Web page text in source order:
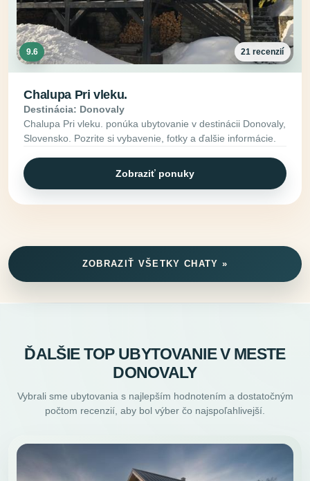
9.6 21 recenzií
Chalupa Pri vleku.
Destinácia: Donovaly
Chalupa Pri vleku. ponúka ubytovanie v destinácii Donovaly,
Slovensko. Pozrite si vybavenie, fotky a ďalšie informácie.
Zobraziť ponuky
ZOBRAZIŤ VŠETKY CHATY »
ĎALŠIE TOP UBYTOVANIE V MESTE
DONOVALY
Vybrali sme ubytovania s najlepším hodnotením a dostatočným
počtom recenzií, aby bol výber čo najspoľahlivejší.